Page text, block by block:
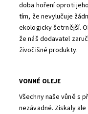
doba hoření oproti
tím, že nevylučuje
ekologicky šetrnější.
že náš dodavatel
živočišné produkty.
VONNÉ OLEJE
Všechny naše vůně s
nezávadné. Získaly